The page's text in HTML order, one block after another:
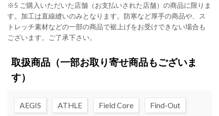
※5 ご購入いただいた店舗（お支払いされた店舗）の商品に限りま
す。加工は直線縫いのみとなります。防寒など厚手の商品や、ス
トレッチ素材などの一部の商品で裾上げをお受けできない場合も
ございます。ご了承下さい。
取扱商品（一部お取り寄せ商品もございま
す）
AEGIS ATHLE Field Core Find-Out